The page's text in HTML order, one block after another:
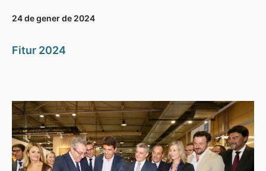
24 de gener de 2024
Fitur 2024